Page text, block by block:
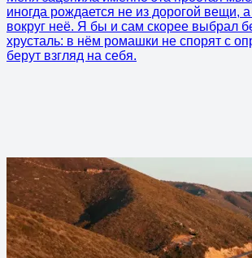
иногда рождается не из дорогой вещи,
вокруг неё. Я бы и сам скорее выбрал
хрусталь: в нём ромашки не спорят с
берут взгляд на себя.